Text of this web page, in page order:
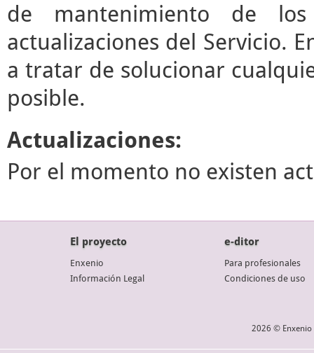
de mantenimiento de
actualizaciones del Servicio.
a tratar de solucionar
posible.
Actualizaciones:
Por el momento no existen
El proyecto
Enxenio
Información Legal
e-ditor
Para profesionales
Condiciones de uso
2026 © Enxenio